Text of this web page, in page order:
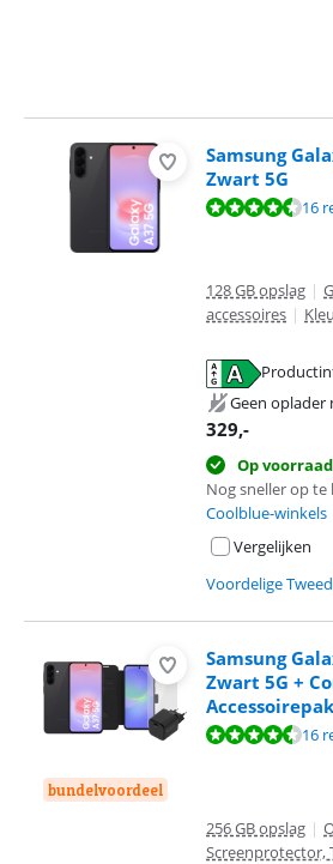
Samsung
Zwart 5G
Beoordeling is 9,3 van de 10, gebaseerd op
16
128 GB opslag |
accessoires |
Geen oplader
329,-
Op voorraad
Nog sneller op te
Coolblue-winkels
Vergelijken
Voordelige
bundelvoordeel
Samsung
Zwart 5G +
Beoordeling is 9,3 van de 10, gebaseerd op
16
256 GB opslag |
Screenprotector,